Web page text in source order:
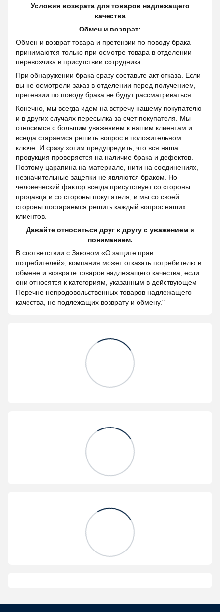
Условия возврата для товаров надлежащего
качества
Обмен и возврат:
Обмен и возврат товара и претензии по поводу брака
принимаются только при осмотре товара в отделении
перевозчика в присутствии сотрудника.
При обнаружении брака сразу составьте акт отказа. Если
вы не осмотрели заказ в отделении перед получением,
претензии по поводу брака не будут рассматриваться.
Конечно, мы всегда идем на встречу нашему покупателю
и в других случаях пересылка за счет покупателя. Мы
относимся с большим уважением к нашим клиентам и
всегда стараемся решить вопрос в положительном
ключе. И сразу хотим предупредить, что вся наша
продукция проверяется на наличие брака и дефектов.
Поэтому царапина на материале, нити на соединениях,
незначительные зацепки не являются браком. Но
человеческий фактор всегда присутствует со стороны
продавца и со стороны покупателя, и мы со своей
стороны постараемся решить каждый вопрос наших
клиентов.
Давайте относиться друг к другу с уважением и
пониманием.
В соответствии с Законом «О защите прав
потребителей», компания может отказать потребителю в
обмене и возврате товаров надлежащего качества, если
они относятся к категориям, указанным в действующем
Перечне непродовольственных товаров надлежащего
качества, не подлежащих возврату и обмену."